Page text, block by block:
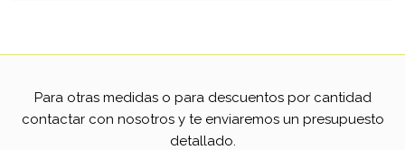
Para otras medidas o para descuentos por cantidad
contactar con nosotros y te enviaremos un presupuesto
detallado.